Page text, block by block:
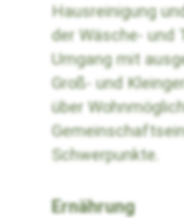
Hausreinigung
der Wäsche- und
Umgang mit
Groß- und
über
Schwerpunkte.
Ernährung